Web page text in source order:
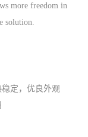
more freedom in
solution.
定，优良外观